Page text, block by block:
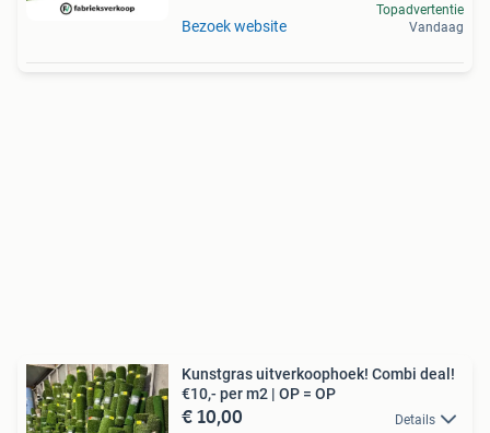
Bezoek website
Topadvertentie
Vandaag
Kunstgras uitverkoophoek! Combi deal!
€10,- per m2 | OP = OP
€ 10,00 Details